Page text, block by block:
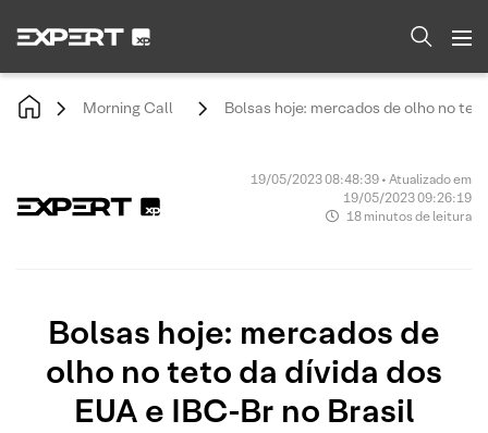
Morning Call Bolsas hoje: mercados de olho no
19/05/2023 08:48:39 • Atualizado em
19/05/2023 09:26:19
18 minutos de leitura
Bolsas hoje: mercados de
olho no teto da dívida dos
EUA e IBC-Br no Brasil